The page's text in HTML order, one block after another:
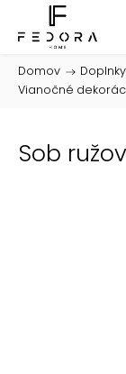
Domov / Doplnky
Vianočné
Sob